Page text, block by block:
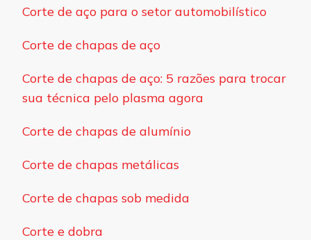
Corte de aço para o setor automobilístico
Corte de chapas de aço
Corte de chapas de aço: 5 razões para trocar
sua técnica pelo plasma agora
Corte de chapas de alumínio
Corte de chapas metálicas
Corte de chapas sob medida
Corte e dobra